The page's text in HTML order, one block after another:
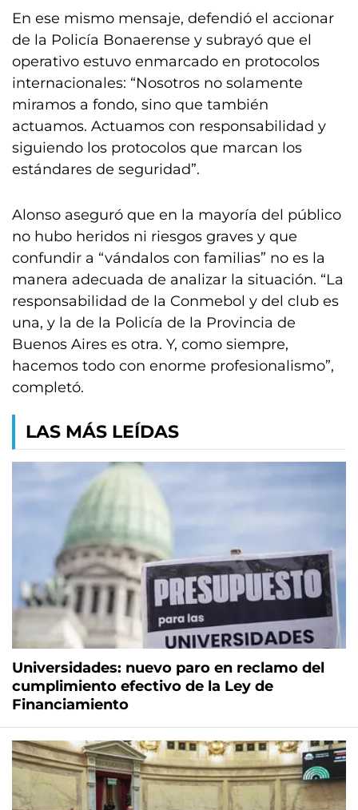
En ese mismo mensaje, defendió el accionar
de la Policía Bonaerense y subrayó que el
operativo estuvo enmarcado en protocolos
internacionales: “Nosotros no solamente
miramos a fondo, sino que también
actuamos. Actuamos con responsabilidad y
siguiendo los protocolos que marcan los
estándares de seguridad”.
Alonso aseguró que en la mayoría del público
no hubo heridos ni riesgos graves y que
confundir a “vándalos con familias” no es la
manera adecuada de analizar la situación. “La
responsabilidad de la Conmebol y del club es
una, y la de la Policía de la Provincia de
Buenos Aires es otra. Y, como siempre,
hacemos todo con enorme profesionalismo”,
completó.
LAS MÁS LEÍDAS
Universidades: nuevo paro en reclamo del
cumplimiento efectivo de la Ley de
Financiamiento